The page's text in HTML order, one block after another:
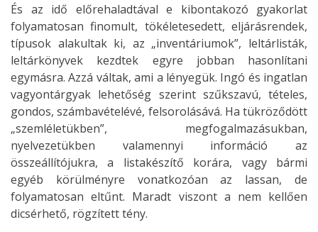
És az idő előrehaladtával e kibontakozó gyakorlat
folyamatosan finomult, tökéletesedett, eljárásrendek,
típusok alakultak ki, az „inventáriumok”, leltárlisták,
leltárkönyvek kezdtek egyre jobban hasonlítani
egymásra. Azzá váltak, ami a lényegük. Ingó és ingatlan
vagyontárgyak lehetőség szerint szűkszavú, tételes,
gondos, számbavételévé, felsorolásává. Ha tükröződött
„szemléletükben”, megfogalmazásukban,
nyelvezetükben valamennyi információ az
összeállítójukra, a listakészítő korára, vagy bármi
egyéb körülményre vonatkozóan az lassan, de
folyamatosan eltűnt. Maradt viszont a nem kellően
dicsérhető, rögzített tény.